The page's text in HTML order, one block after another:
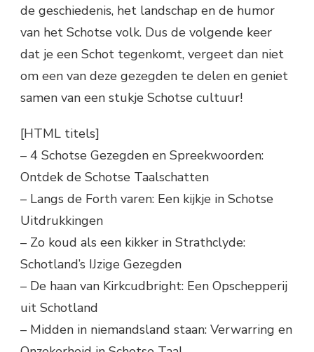
de geschiedenis, het landschap en de humor
van het Schotse volk. Dus de volgende keer
dat je een Schot tegenkomt, vergeet dan niet
om een van deze gezegden te delen en geniet
samen van een stukje Schotse cultuur!
[HTML titels]
– 4 Schotse Gezegden en Spreekwoorden:
Ontdek de Schotse Taalschatten
– Langs de Forth varen: Een kijkje in Schotse
Uitdrukkingen
– Zo koud als een kikker in Strathclyde:
Schotland’s IJzige Gezegden
– De haan van Kirkcudbright: Een Opschepperij
uit Schotland
– Midden in niemandsland staan: Verwarring en